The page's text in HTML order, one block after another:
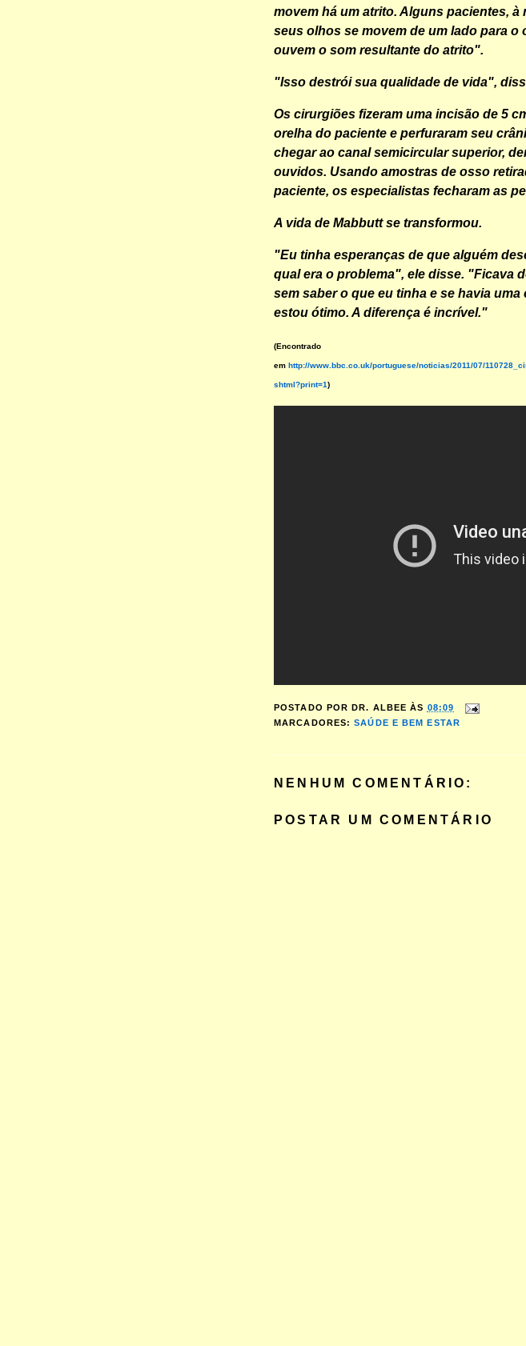
movem há um atrito. Alguns pacientes, à
seus olhos se movem de um lado para o
ouvem o som resultante do atrito".
"Isso destrói sua qualidade de vida",
Os cirurgiões fizeram uma incisão de 5
orelha do paciente e perfuraram seu
chegar ao canal semicircular superior,
ouvidos. Usando amostras de osso
paciente, os especialistas fecharam as
A vida de Mabbutt se transformou.
"Eu tinha esperanças de que alguém
qual era o problema", ele disse. "Ficava
sem saber o que eu tinha e se havia uma
estou ótimo. A diferença é incrível."
(Encontrado
em http://www.bbc.co.uk/portuguese/noticias/2011/07/
shtml?print=1)
POSTADO POR DR. ALBEE ÀS 08:09
MARCADORES:SAÚDE E BEM ESTAR
NENHUM COMENTÁRIO:
POSTAR UM COMENTÁRIO